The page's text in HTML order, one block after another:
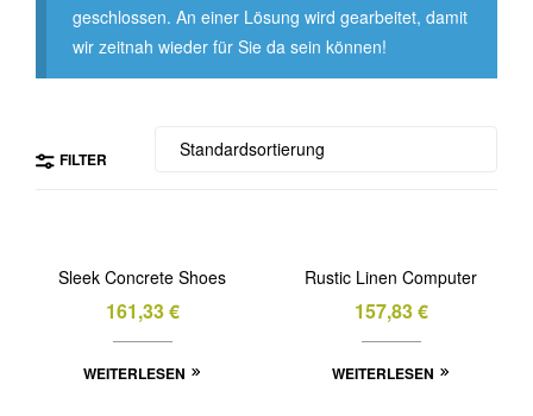
geschlossen. An einer Lösung wird gearbeitet, damit
wir zeitnah wieder für Sie da sein können!
FILTER
Sleek Concrete Shoes
161,33€
WEITERLESEN
Rustic Linen Computer
157,83€
WEITERLESEN